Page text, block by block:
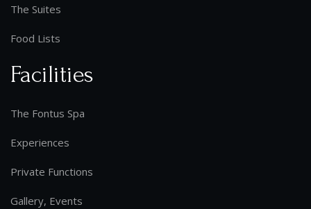
The Suites
Food Lists
Facilities
The Fontus Spa
Experiences
Private Functions
Gallery, Events